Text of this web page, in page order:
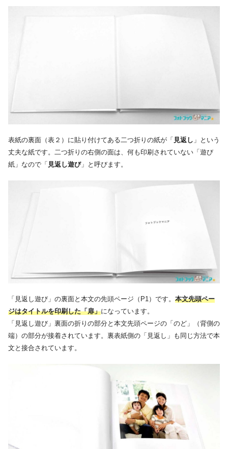
表紙の裏面（表２）に貼り付けてある二つ折りの紙が「 見返し 」という
丈夫な紙です。二つ折りの右側の面は、何も印刷されていない「遊び
紙」なので「 見返し遊び」と呼びます。
「見返し遊び」の裏面と本文の先頭ページ（P1）です。 本文先頭ペー
ジはタイトルを印刷した「扉」になっています。
「見返し遊び」裏面の折りの部分と本文先頭ページの「のど」（背側の
端）の部分が接着されています。裏表紙側の「見返し」も同じ方法で本
文と接合されています。